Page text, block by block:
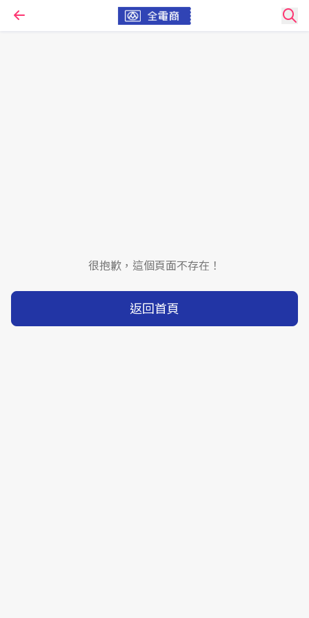
很抱歉，這個頁面不存在！
返回首頁